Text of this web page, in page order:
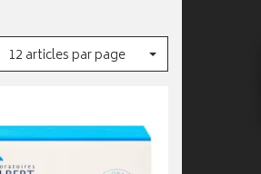
12 articles par page